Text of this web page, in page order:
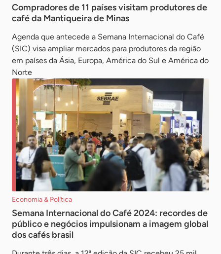
Compradores de 11 países visitam produtores de
café da Mantiqueira de Minas
Agenda que antecede a Semana Internacional do Café
(SIC) visa ampliar mercados para produtores da região
em países da Ásia, Europa, América do Sul e América do
Norte
Economia & Política
Semana Internacional do Café 2024: recordes de
público e negócios impulsionam a imagem global
dos cafés brasil